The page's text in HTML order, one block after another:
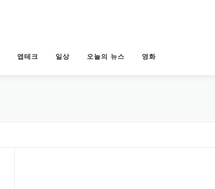
앱테크 일상 오늘의 뉴스 영화